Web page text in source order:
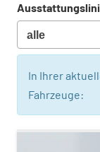
In Ihrer
Fahrzeuge: